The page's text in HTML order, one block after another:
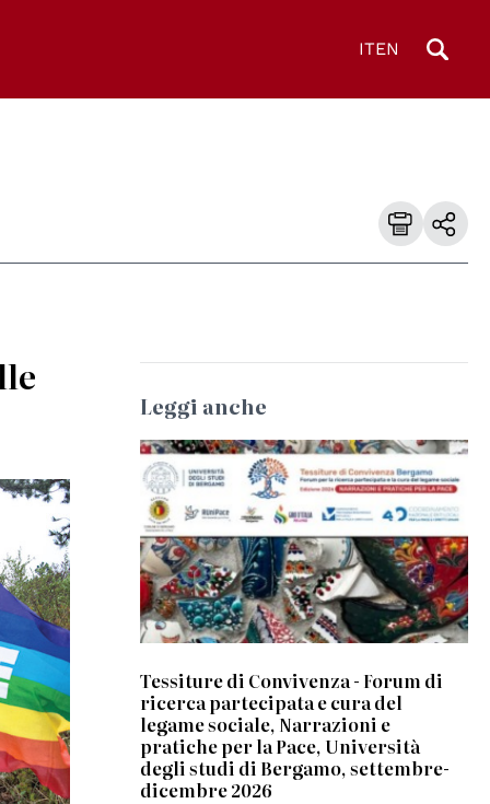
ITEN
Leggi anche
© Università degli Studi di Bologna
Tessiture di Convivenza - Forum di
ricerca partecipata e cura del
legame sociale, Narrazioni e
pratiche per la Pace, Università
degli studi di Bergamo, settembre-
dicembre 2026